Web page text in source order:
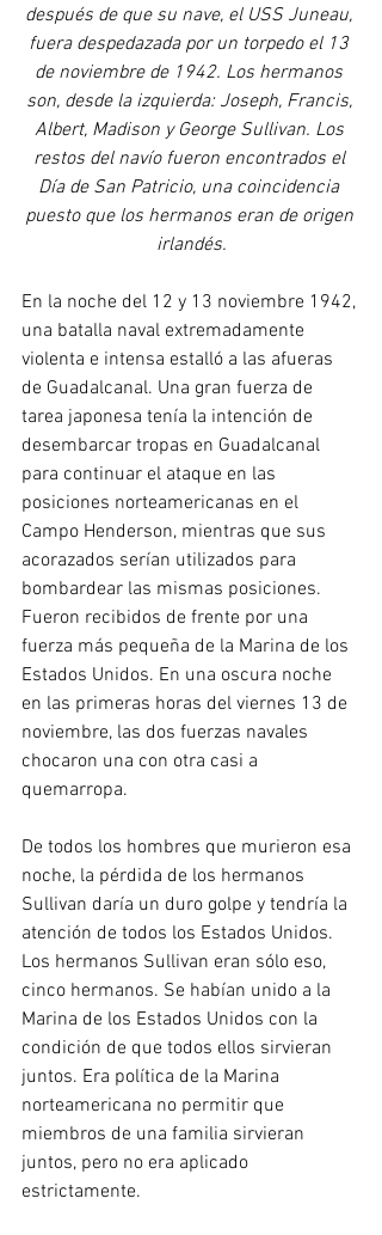
después de que su nave, el USS Juneau,
fuera despedazada por un torpedo el 13
de noviembre de 1942. Los hermanos
son, desde la izquierda: Joseph, Francis,
Albert, Madison y George Sullivan. Los
restos del navío fueron encontrados el
Día de San Patricio, una coincidencia
puesto que los hermanos eran de origen
irlandés.
En la noche del 12 y 13 noviembre 1942,
una batalla naval extremadamente
violenta e intensa estalló a las afueras
de Guadalcanal. Una gran fuerza de
tarea japonesa tenía la intención de
desembarcar tropas en Guadalcanal
para continuar el ataque en las
posiciones norteamericanas en el
Campo Henderson, mientras que sus
acorazados serían utilizados para
bombardear las mismas posiciones.
Fueron recibidos de frente por una
fuerza más pequeña de la Marina de los
Estados Unidos. En una oscura noche
en las primeras horas del viernes 13 de
noviembre, las dos fuerzas navales
chocaron una con otra casi a
quemarropa.
De todos los hombres que murieron esa
noche, la pérdida de los hermanos
Sullivan daría un duro golpe y tendría la
atención de todos los Estados Unidos.
Los hermanos Sullivan eran sólo eso,
cinco hermanos. Se habían unido a la
Marina de los Estados Unidos con la
condición de que todos ellos sirvieran
juntos. Era política de la Marina
norteamericana no permitir que
miembros de una familia sirvieran
juntos, pero no era aplicado
estrictamente.